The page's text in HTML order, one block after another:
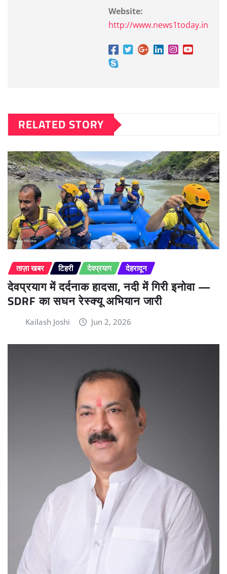
Website:
http://www.news1today.in
RELATED STORY
ताज़ा खबर टिहरी देवप्रयाग देहरादून
देवप्रयाग में दर्दनाक हादसा, नदी में गिरी इनोवा —
SDRF का सघन रेस्क्यू अभियान जारी
Kailash Joshi Jun 2, 2026